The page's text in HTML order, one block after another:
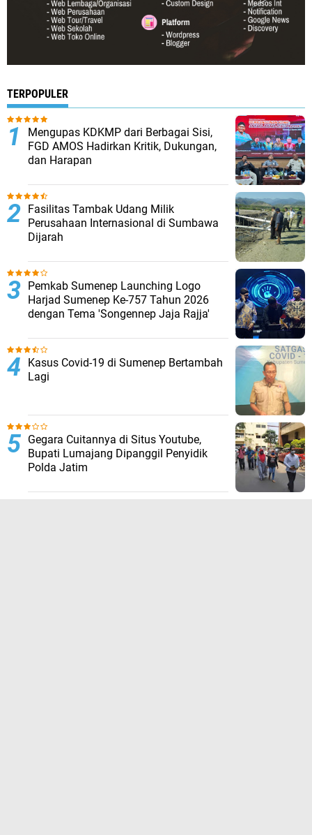
TERPOPULER
Mengupas KDKMP dari Berbagai Sisi,
FGD AMOS Hadirkan Kritik, Dukungan,
dan Harapan
Fasilitas Tambak Udang Milik
Perusahaan Internasional di Sumbawa
Dijarah
Pemkab Sumenep Launching Logo
Harjad Sumenep Ke-757 Tahun 2026
dengan Tema 'Songennep Jaja Rajja'
Kasus Covid-19 di Sumenep Bertambah
Lagi
Gegara Cuitannya di Situs Youtube,
Bupati Lumajang Dipanggil Penyidik
Polda Jatim